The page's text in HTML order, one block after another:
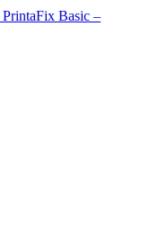
PrintaFix Basic –